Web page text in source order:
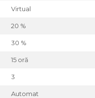
Virtual
20 %
30 %
15 oră
3
Automat